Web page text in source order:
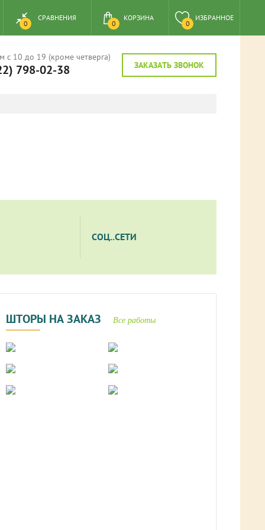
СРАВНЕНИЯ
0 0
КОРЗИНА
0
ИЗБРАННОЕ
с 10 до 19 (кроме четверга)
798-02-38 ЗАКАЗАТЬ ЗВОНОК
СОЦ..СЕТИ
ШТОРЫ НА ЗАКАЗ Все работы